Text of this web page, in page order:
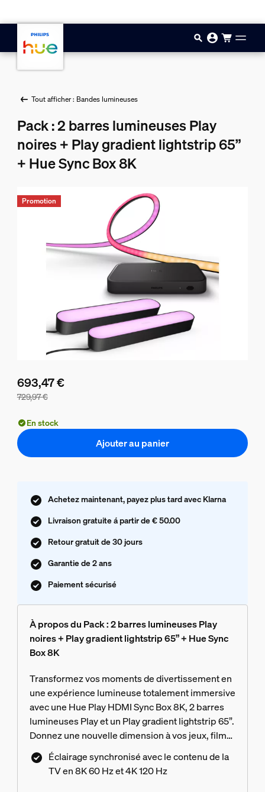
Tout afficher : Bandes lumineuses
Pack : 2 barres lumineuses Play
noires + Play gradient lightstrip 65”
+ Hue Sync Box 8K
729,97 €
693,47 €
Promotion
En stock
Ajouter au panier
Achetez maintenant, payez plus tard avec Klarna
Livraison gratuite á partir de € 50.00
Retour gratuit de 30 jours
Garantie de 2 ans
Paiement sécurisé
À propos du Pack : 2 barres lumineuses Play
noires + Play gradient lightstrip 65” + Hue Sync
Box 8K
Transformez vos moments de divertissement en
une expérience lumineuse totalement immersive
avec une Hue Play HDMI Sync Box 8K, 2 barres
lumineuses Play et un Play gradient lightstrip 65”.
Donnez une nouvelle dimension à vos jeux, films
et musiques !
Éclairage synchronisé avec le contenu de la
TV en 8K 60 Hz et 4K 120 Hz